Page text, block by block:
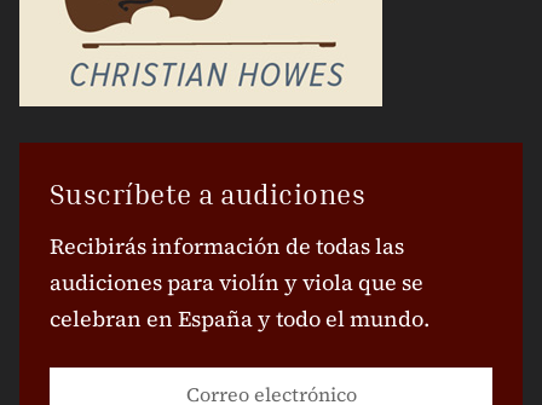
Suscríbete a audiciones
Recibirás información de todas las
audiciones para violín y viola que se
celebran en España y todo el mundo.